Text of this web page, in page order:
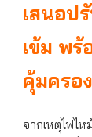
เสนอป
เข้ม พร้
คุ้มครอ
จากเหตุไฟไ